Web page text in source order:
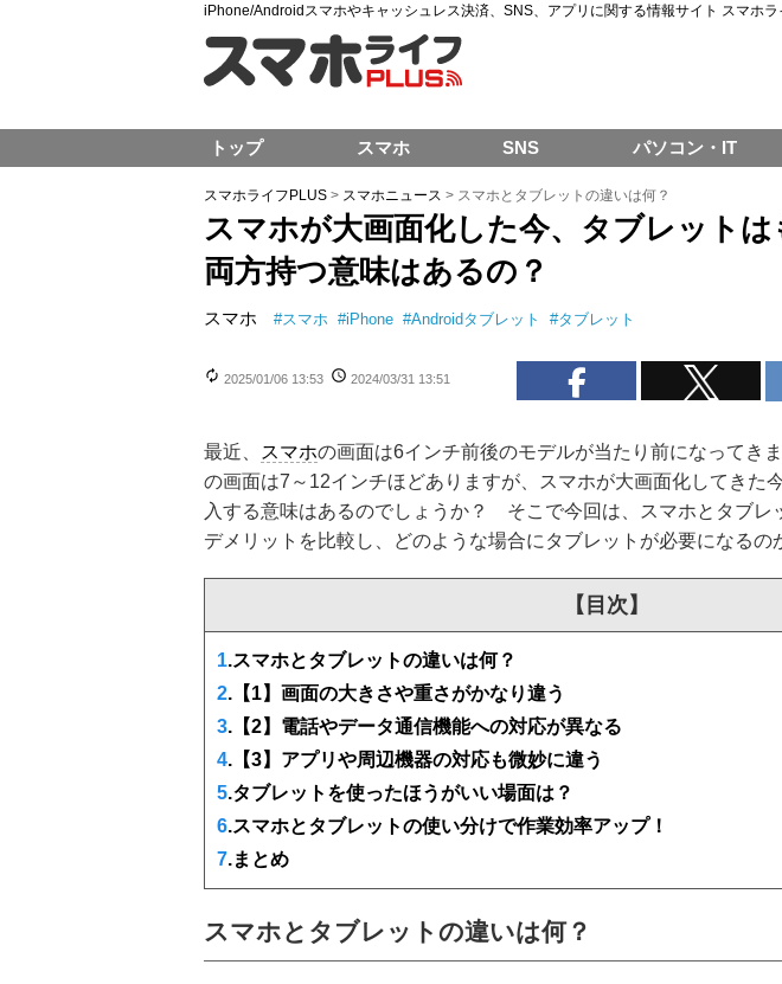
iPhone/Androidスマホやキャッシュレス決済、SNS、アプリに関する情報サイト スマホ
スマホライフPLUS > スマホニュース > スマホとタブレットの違いは何？
スマホが大画面化した今、タブレット
両方持つ意味はあるの？
スマホ #スマホ #iPhone #Androidタブレット #タブレット
2025/01/06 13:53 2024/03/31 13:51
最近、 スマホの画面は6インチ前後のモデルが当たり前になってき
の画面は7～12インチほどありますが、スマホが大画面化してきた
入する意味はあるのでしょうか？ そこで今回は、スマホとタブレ
デメリットを比較し、どのような場合にタブレットが必要になるの
【目次】
1.スマホとタブレットの違いは何？
2.【1】画面の大きさや重さがかなり違う
3.【2】電話やデータ通信機能への対応が異なる
4.【3】アプリや周辺機器の対応も微妙に違う
5.タブレットを使ったほうがいい場面は？
6.スマホとタブレットの使い分けで作業効率アップ！
7.まとめ
スマホとタブレットの違いは何？
トップ スマホ SNS パソコン・IT